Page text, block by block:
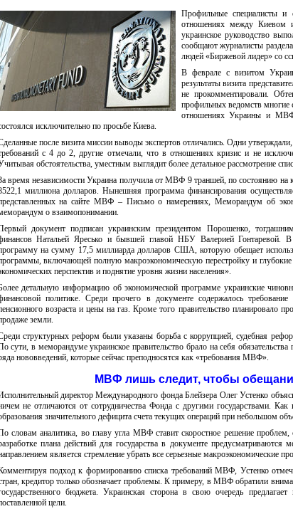
Профильные специалисты и
отношениях между
украинское руководство
сообщают журналисты
людей «Биржевой лидер» со
В феврале с визитом
результаты визита
не прокомментировали.
профильных ведомств многие
отношениях Украины и
исключительно по просьбе Киева.
после визита миссии выводы экспертов отличались. Одни
с 4 до 2, другие отмечали, что в отношениях кризис и не
обстоятельства, уместным выглядит более детальное рассмотрение
время независимости Украина получила от МВФ 9 траншей, по состоянию на
миллиона долларов. Нынешняя программа финансирования
на сайте МВФ – Письмо о намерениях, Меморандум об
о взаимопонимании.
документ подписан украинским президентом Порошенко,
Натальей Яресько и бывшей главой НБУ Валерией Гонтаревой.
на сумму 17,5 миллиарда долларов США, которую обещает
включающей полную макроэкономическую перестройку и
перспектив и поднятие уровня жизни населения».
детальную информацию об экономической программе украинские
политике. Среди прочего в документе содержалось
возраста и цены на газ. Кроме того правительство планировало
земли.
структурных реформ были указаны борьба с коррупцией, судебная
сути, в меморандуме украинское правительство брало на себя
нововведений, которые сейчас преподносятся как «требования МВФ».
МВФ лишь следит, чтобы
директор Международного фонда Блейзера Олег Устенко
не отличаются от сотрудничества Фонда с другими государствами.
значительного дефицита счета текущих операций при небольшом
словам аналитика, во главу угла МВФ ставит скоростное решение
плана действий для государства в документе
является стремление убрать все серьезные макроэкономические
подход к формированию списка требований МВФ, Устенко
кредитор только обозначает проблемы. К примеру, в МВФ обратили
бюджета. Украинская сторона в свою очередь
цели.